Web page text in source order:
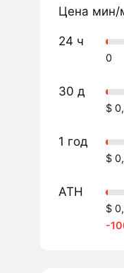
Цена мин/
24 ч
0
30 д
$
1 год
$
ATH
$
-